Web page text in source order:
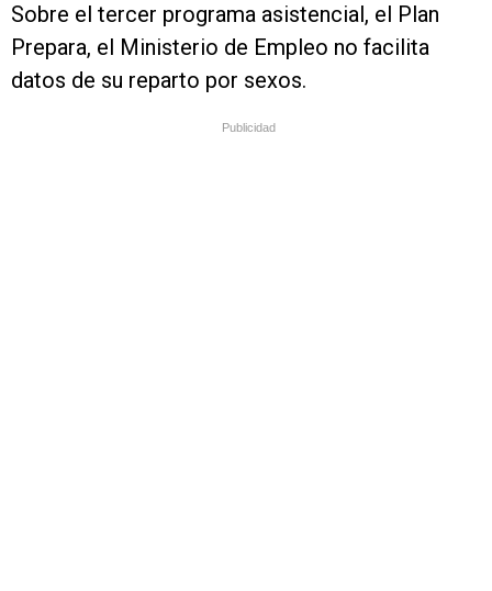
Sobre el tercer programa asistencial, el Plan
Prepara, el Ministerio de Empleo no facilita
datos de su reparto por sexos.
Publicidad